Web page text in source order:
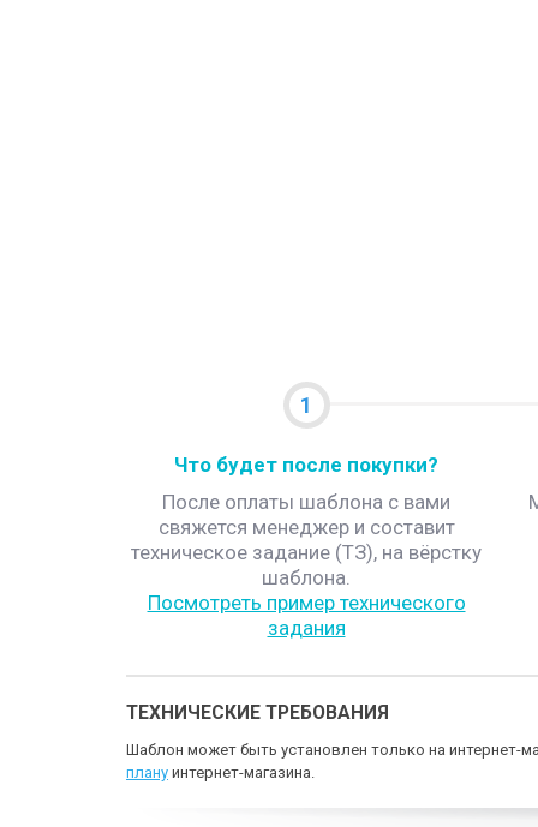
1
Что будет после покупки?
После оплаты шаблона с вами
свяжется менеджер и составит
техническое задание (ТЗ), на вёрстку
шаблона.
Посмотреть пример технического
задания
ТЕХНИЧЕСКИЕ ТРЕБОВАНИЯ
Шаблон может быть установлен только на интернет-
плану интернет-магазина.